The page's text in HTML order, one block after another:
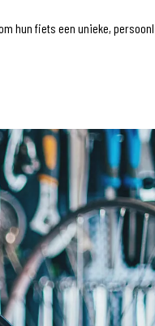
hun fiets een unieke,